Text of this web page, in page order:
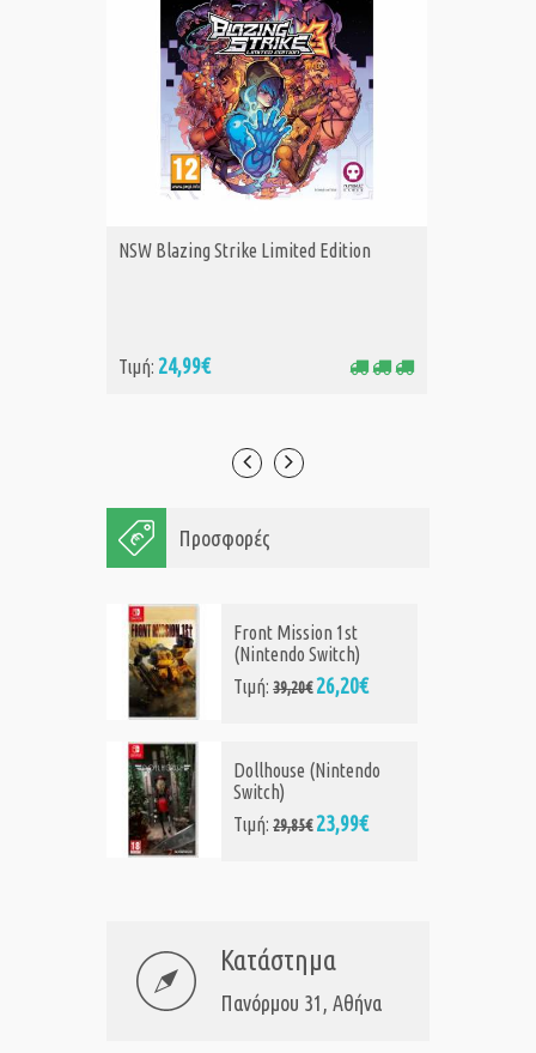
ΑΓΟΡΑ
NSW Blazing Strike Limited Edition
Τιμή: 24,99€
Προσφορές
Front Mission 1st
(Nintendo Switch)
Τιμή:39,20€26,20€
Dollhouse (Nintendo
Switch)
Τιμή:29,85€23,99€
Κατάστημα
Πανόρμου 31, Αθήνα